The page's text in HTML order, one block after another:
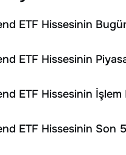
ETF Hissesinin
ETF Hissesinin
ETF Hissesinin İşlem
ETF Hissesinin Son